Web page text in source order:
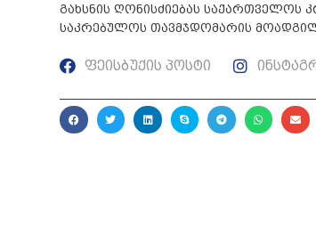
გახსნის ღონისძიებას საქართველოს
საკრებულოს თავმჯდომარის
ფეისბუქის პოსტი